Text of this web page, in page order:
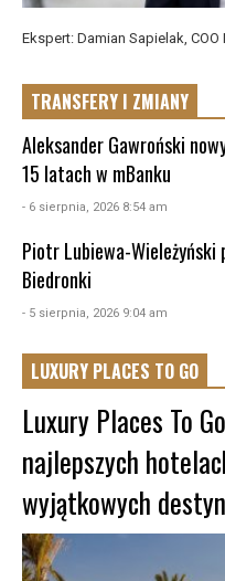
Ekspert: Damian Sapielak,
TRANSFERY I ZMIANY
Aleksander Gawroński
15 latach w mBanku
- 6 sierpnia, 2026 8:54 am
Piotr Lubiewa-
Biedronki
- 5 sierpnia, 2026 9:04 am
LUXURY PLACES TO GO
Luxury Places To
najlepszych
wyjątkowych